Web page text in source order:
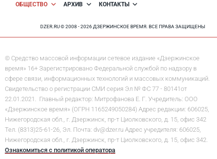
ОБЩЕСТВО
АРХИВ КОНТАКТЫ
DZER.RU © 2008 - 2026 ДЗЕРЖИНСКОЕ ВРЕМЯ. ВСЕ ПРАВА ЗАЩИЩЕНЫ
© Средство массовой информации сетевое издание «Дзержинское
время» 16+ Зарегистрировано Федеральной службой по надзору в
сфере связи, информационных технологий и массовых коммуникаций.
Свидетельство о регистрации СМИ серия Эл № ФС 77 - 80141от
22.01.2021. Главный редактор: Митрофанова Е. Г. Учредитель: ООО
«Дзержинское время» (ОГРН 1165249050284) Адрес редакции: 606025,
Нижегородская обл., г. Дзержинск, пр-т Циолковского, д. 15, офис 342
Тел. (8313)25-61-26, Эл. Почта: dv@dzer.ru Адрес учредителя: 606025,
Нижегородская обл., г. Дзержинск, пр-т Циолковского, д. 15, офис 342.
Ознакомиться с политикой оператора